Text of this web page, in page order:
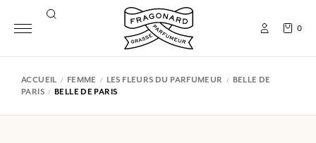
0
ACCUEIL FEMME LES FLEURS DU PARFUMEUR
BELLE DE
PARIS
BELLE DE PARIS